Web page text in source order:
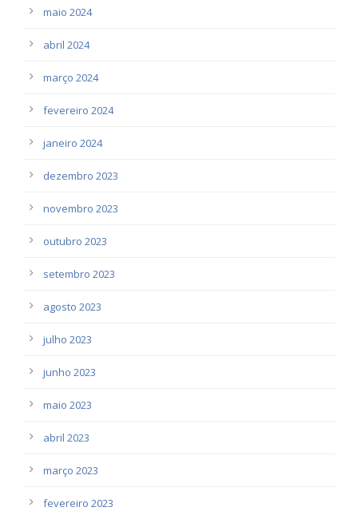
maio 2024
abril 2024
março 2024
fevereiro 2024
janeiro 2024
dezembro 2023
novembro 2023
outubro 2023
setembro 2023
agosto 2023
julho 2023
junho 2023
maio 2023
abril 2023
março 2023
fevereiro 2023